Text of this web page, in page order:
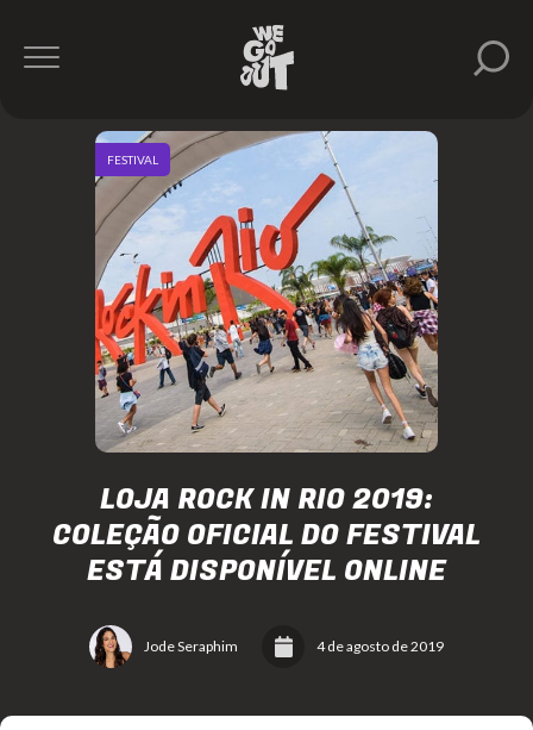
LOJA ROCK IN RIO 2019:
COLEÇÃO OFICIAL DO FESTIVAL
ESTÁ DISPONÍVEL ONLINE
Jode Seraphim 4 de agosto de 2019
FESTIVAL